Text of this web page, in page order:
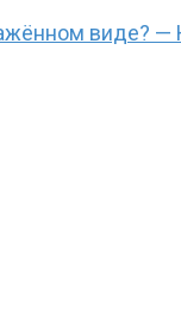
виде? —